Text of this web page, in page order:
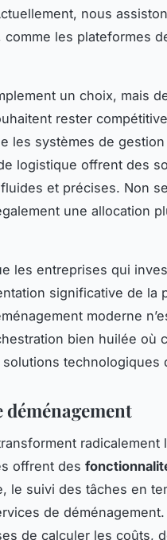
nous
les plateformes
un choix, mais
rester
les systèmes de
logistique offrent des
et précises. Non
une allocation
les entreprises qui
significative de la
moderne
bien huilée où
technologiques
radicalement
offrent des
le suivi des tâches en
de
de calculer les coûts,